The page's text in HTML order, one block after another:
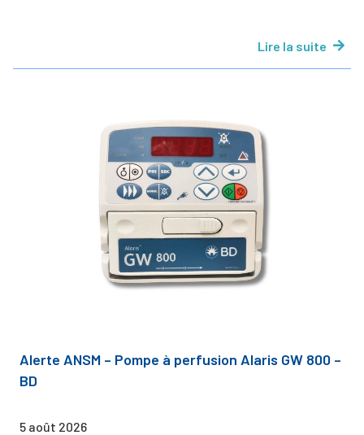
Lire la suite
Alerte ANSM – Pompe à perfusion Alaris GW 800 –
BD
5 août 2026